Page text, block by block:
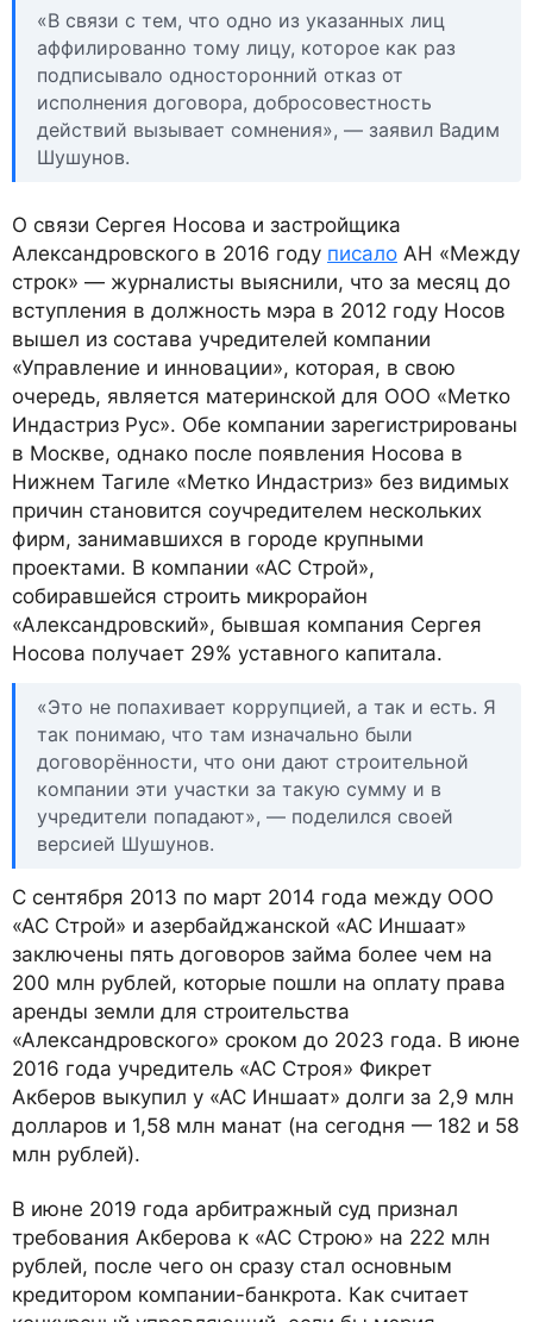
«В связи с тем, что одно из указанных лиц
аффилированно тому лицу, которое как раз
подписывало односторонний отказ от
исполнения договора, добросовестность
действий вызывает сомнения», — заявил Вадим
Шушунов.
О связи Сергея Носова и застройщика
Александровского в 2016 году писало АН «Между
строк» — журналисты выяснили, что за месяц до
вступления в должность мэра в 2012 году Носов
вышел из состава учредителей компании
«Управление и инновации», которая, в свою
очередь, является материнской для ООО «Метко
Индастриз Рус». Обе компании зарегистрированы
в Москве, однако после появления Носова в
Нижнем Тагиле «Метко Индастриз» без видимых
причин становится соучредителем нескольких
фирм, занимавшихся в городе крупными
проектами. В компании «АС Строй»,
собиравшейся строить микрорайон
«Александровский», бывшая компания Сергея
Носова получает 29% уставного капитала.
«Это не попахивает коррупцией, а так и есть. Я
так понимаю, что там изначально были
договорённости, что они дают строительной
компании эти участки за такую сумму и в
учредители попадают», — поделился своей
версией Шушунов.
С сентября 2013 по март 2014 года между ООО
«АС Строй» и азербайджанской «АС Иншаат»
заключены пять договоров займа более чем на
200 млн рублей, которые пошли на оплату права
аренды земли для строительства
«Александровского» сроком до 2023 года. В июне
2016 года учредитель «АС Строя» Фикрет
Акберов выкупил у «АС Иншаат» долги за 2,9 млн
долларов и 1,58 млн манат (на сегодня — 182 и 58
млн рублей).
В июне 2019 года арбитражный суд признал
требования Акберова к «АС Строю» на 222 млн
рублей, после чего он сразу стал основным
кредитором компании-банкрота. Как считает